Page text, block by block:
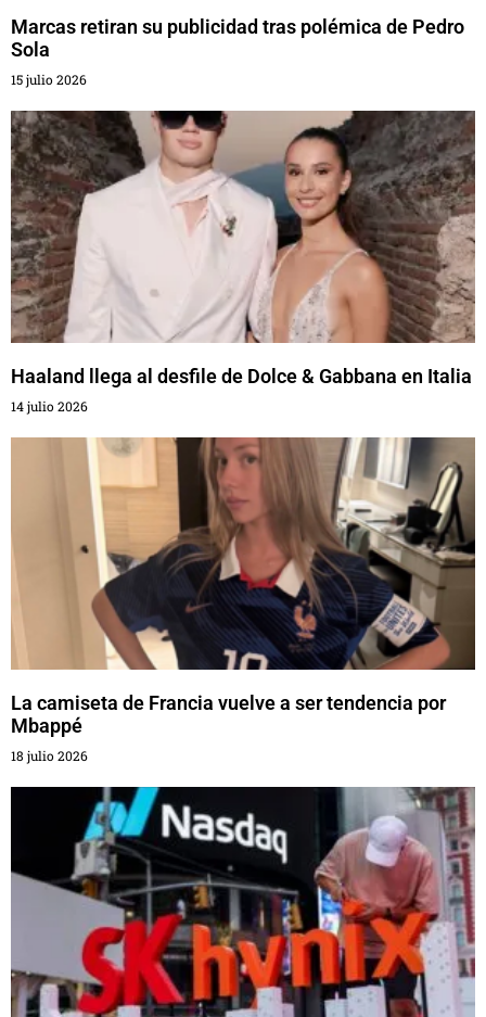
Marcas retiran su publicidad tras polémica de Pedro
Sola
15 julio 2026
Haaland llega al desfile de Dolce & Gabbana en Italia
14 julio 2026
La camiseta de Francia vuelve a ser tendencia por
Mbappé
18 julio 2026